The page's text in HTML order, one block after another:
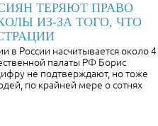
ТЕРЯЮТ ПРАВО
ИЗ-ЗА ТОГО, ЧТО
в России насчитывается около 4
палаты РФ Борис
не подтверждают, но тоже
по крайней мере о сотнях